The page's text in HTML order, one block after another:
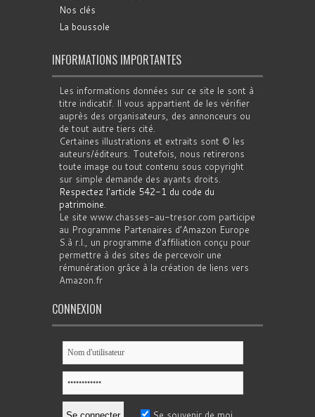
Nos clés
La boussole
INFORMATIONS IMPORTANTES
Les informations données sur ce site le sont à
titre indicatif. Il vous appartient de les vérifier
auprès des organisateurs, des annonceurs ou
de tout autre tiers cité.
Certaines illustrations et extraits sont © les
auteurs/éditeurs. Toutefois, nous retirerons
toute image ou tout contenu sous copyright
sur simple demande des ayants droits.
Respectez l'article 542-1 du code du
patrimoine
Le site www.chasses-au-tresor.com participe
au Programme Partenaires d’Amazon Europe
S.à r.l., un programme d’affiliation conçu pour
permettre à des sites de percevoir une
rémunération grâce à la création de liens vers
Amazon.fr
CONNEXION